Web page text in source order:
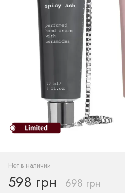
Нет в наличии
598 грн 698 грн